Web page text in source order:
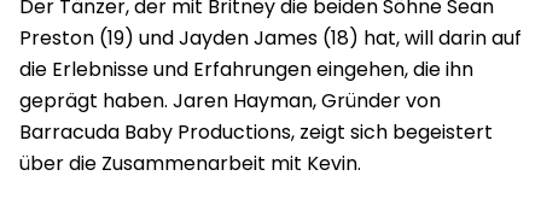
Der Tänzer, der mit Britney die beiden Söhne Sean
Preston (19) und Jayden James (18) hat, will darin auf
die Erlebnisse und Erfahrungen eingehen, die ihn
geprägt haben. Jaren Hayman, Gründer von
Barracuda Baby Productions, zeigt sich begeistert
über die Zusammenarbeit mit Kevin.